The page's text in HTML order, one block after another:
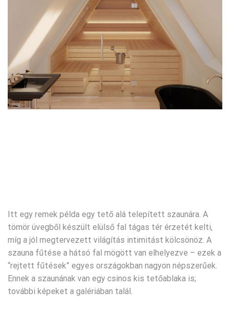
Itt egy remek példa egy tető alá telepített szaunára. A
tömör üvegből készült elülső fal tágas tér érzetét kelti,
míg a jól megtervezett világítás intimitást kölcsönöz. A
szauna fűtése a hátsó fal mögött van elhelyezve – ezek a
“rejtett fűtések” egyes országokban nagyon népszerűek.
Ennek a szaunának van egy csinos kis tetőablaka is;
további képeket a galériában talál.